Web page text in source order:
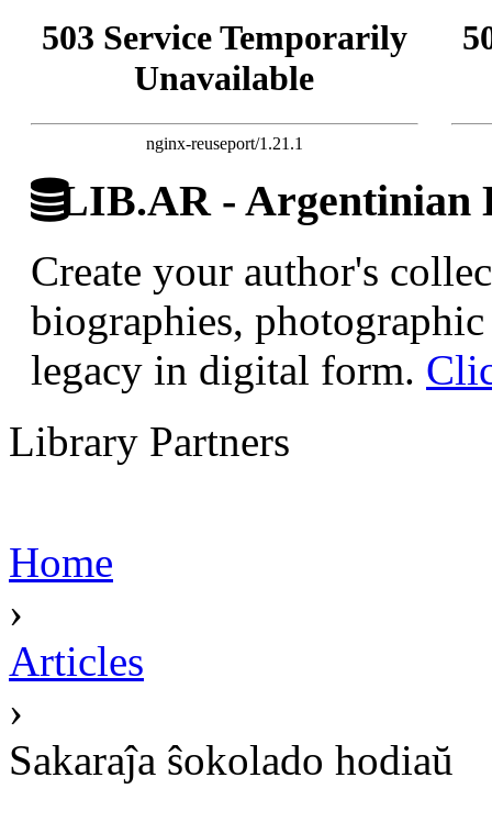
503 Service Temporarily
Unavailable
nginx-reuseport/1.21.1
LIB.AR - Argentinian
Create your author's
biographies,
legacy in digital form.
Library Partners
Home
›
Articles
›
Sakaraĵa ŝokolado hodiaŭ